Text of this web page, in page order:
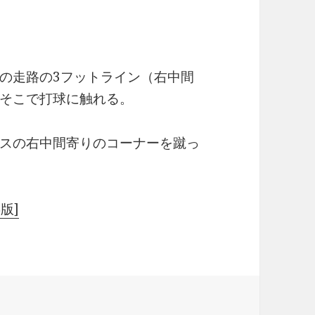
走路の3フットライン（右中間
こで打球に触れる。
の右中間寄りのコーナーを蹴っ
]